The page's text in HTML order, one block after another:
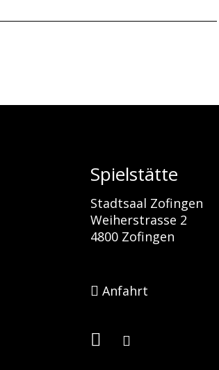
Spielstätte
Stadtsaal Zofingen
Weiherstrasse 2
4800 Zofingen
Anfahrt